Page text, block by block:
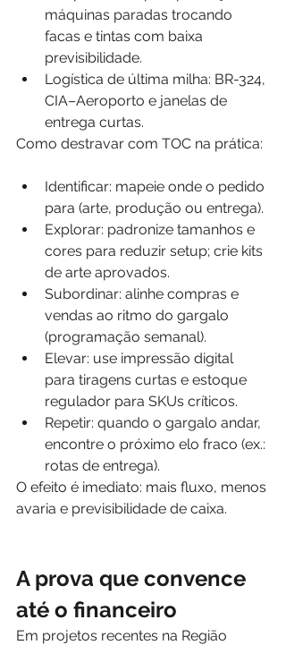
máquinas paradas trocando
facas e tintas com baixa
previsibilidade.
Logística de última milha: BR-324,
CIA–Aeroporto e janelas de
entrega curtas.
Como destravar com TOC na prática:
Identificar: mapeie onde o pedido
para (arte, produção ou entrega).
Explorar: padronize tamanhos e
cores para reduzir setup; crie kits
de arte aprovados.
Subordinar: alinhe compras e
vendas ao ritmo do gargalo
(programação semanal).
Elevar: use impressão digital
para tiragens curtas e estoque
regulador para SKUs críticos.
Repetir: quando o gargalo andar,
encontre o próximo elo fraco (ex.:
rotas de entrega).
O efeito é imediato: mais fluxo, menos
avaria e previsibilidade de caixa.
A prova que convence
até o financeiro
Em projetos recentes na Região